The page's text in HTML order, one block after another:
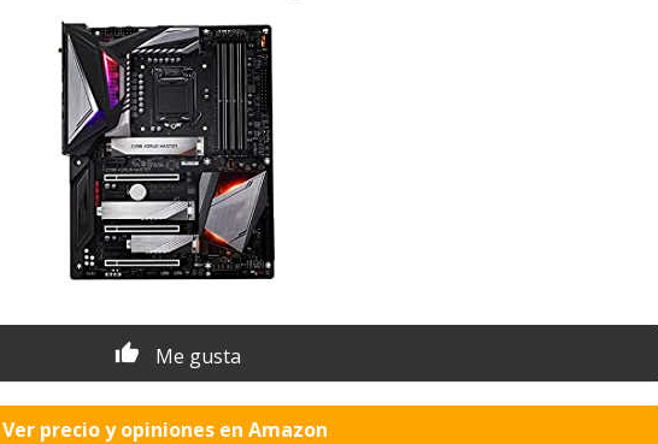
Me gusta
Ver precio y opiniones en Amazon